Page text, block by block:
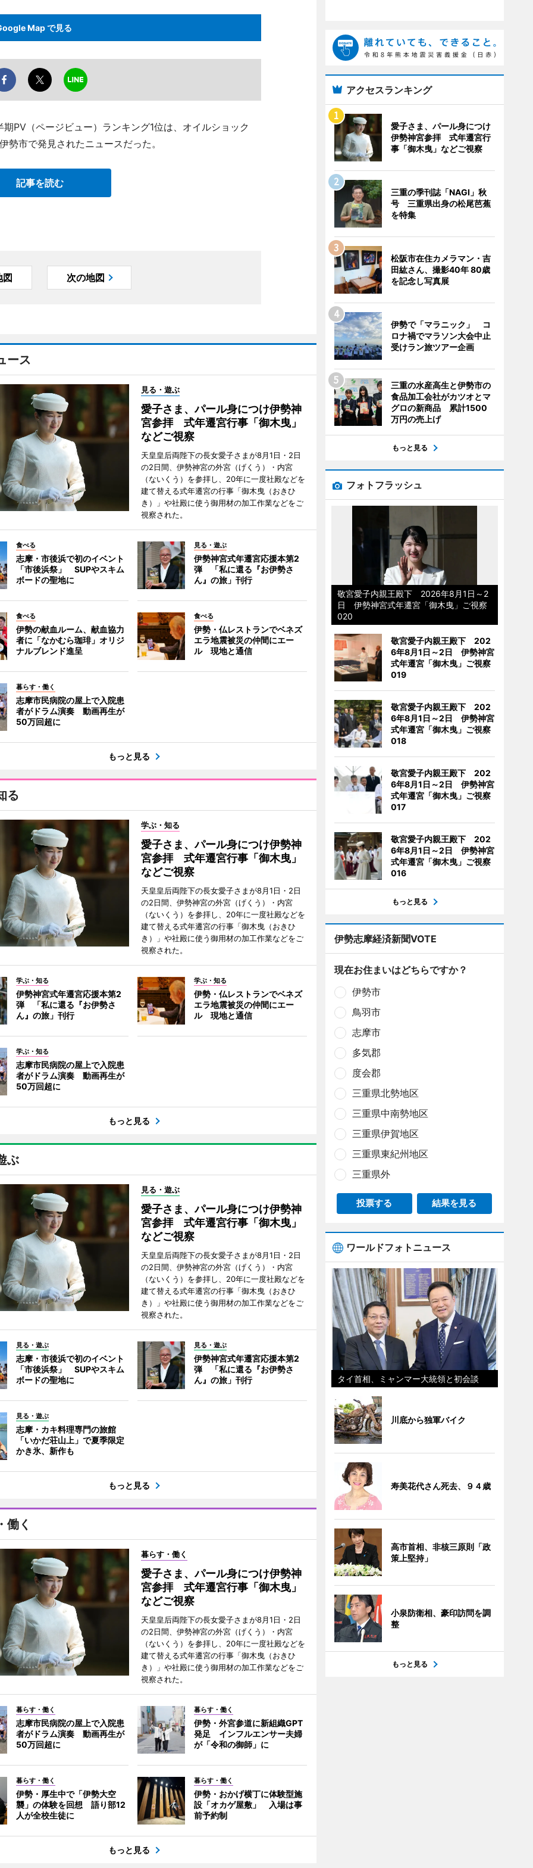
Map で見る
PV（ページビュー）ランキング1位は、オイルショック
市で発見されたニュースだった。
記事を読む
図 次の地図
ース
見る・遊ぶ
愛子さま、パール身につけ伊勢神
宮参拝 式年遷宮行事「御木曳」
などご視察
天皇皇后両陛下の長女愛子さまが8月1日・2日
の2日間、伊勢神宮の外宮（げくう）・内宮
（ないくう）を参拝し、20年に一度社殿などを
建て替える式年遷宮の行事「御木曳（おきひ
き）」や社殿に使う御用材の加工作業などをご
視察された。
食べる
志摩・市後浜で初のイベント
「市後浜祭」 SUPやスキム
ボードの聖地に
見る・遊ぶ
伊勢神宮式年遷宮応援本第2
弾 「私に還る『お伊勢さ
ん』の旅」刊行
食べる
伊勢の献血ルーム、献血協力
者に「なかむら珈琲」オリジ
ナルブレンド進呈
食べる
伊勢・仏レストランでベネズ
エラ地震被災の仲間にエー
ル 現地と通信
暮らす・働く
志摩市民病院の屋上で入院患
者がドラム演奏 動画再生が
50万回超に
もっと見る
る
学ぶ・知る
愛子さま、パール身につけ伊勢神
宮参拝 式年遷宮行事「御木曳」
などご視察
天皇皇后両陛下の長女愛子さまが8月1日・2日
の2日間、伊勢神宮の外宮（げくう）・内宮
（ないくう）を参拝し、20年に一度社殿などを
建て替える式年遷宮の行事「御木曳（おきひ
き）」や社殿に使う御用材の加工作業などをご
視察された。
学ぶ・知る
伊勢神宮式年遷宮応援本第2
弾 「私に還る『お伊勢さ
ん』の旅」刊行
学ぶ・知る
伊勢・仏レストランでベネズ
エラ地震被災の仲間にエー
ル 現地と通信
学ぶ・知る
志摩市民病院の屋上で入院患
者がドラム演奏 動画再生が
50万回超に
もっと見る
ぶ
見る・遊ぶ
愛子さま、パール身につけ伊勢神
宮参拝 式年遷宮行事「御木曳」
などご視察
天皇皇后両陛下の長女愛子さまが8月1日・2日
の2日間、伊勢神宮の外宮（げくう）・内宮
（ないくう）を参拝し、20年に一度社殿などを
建て替える式年遷宮の行事「御木曳（おきひ
き）」や社殿に使う御用材の加工作業などをご
視察された。
見る・遊ぶ
志摩・市後浜で初のイベント
「市後浜祭」 SUPやスキム
ボードの聖地に
見る・遊ぶ
伊勢神宮式年遷宮応援本第2
弾 「私に還る『お伊勢さ
ん』の旅」刊行
見る・遊ぶ
志摩・カキ料理専門の旅館
「いかだ荘山上」で夏季限定
かき氷、新作も
もっと見る
働く
暮らす・働く
愛子さま、パール身につけ伊勢神
宮参拝 式年遷宮行事「御木曳」
などご視察
天皇皇后両陛下の長女愛子さまが8月1日・2日
の2日間、伊勢神宮の外宮（げくう）・内宮
（ないくう）を参拝し、20年に一度社殿などを
建て替える式年遷宮の行事「御木曳（おきひ
き）」や社殿に使う御用材の加工作業などをご
視察された。
暮らす・働く
志摩市民病院の屋上で入院患
者がドラム演奏 動画再生が
50万回超に
暮らす・働く
伊勢・外宮参道に新組織GPT
発足 インフルエンサー夫婦
が「令和の御師」に
暮らす・働く
伊勢・厚生中で「伊勢大空
襲」の体験を回想 語り部12
人が全校生徒に
暮らす・働く
伊勢・おかげ横丁に体験型施
設「オカゲ屋敷」 入場は事
前予約制
もっと見る
アクセスランキング
愛子さま、パール身につけ
伊勢神宮参拝 式年遷宮行
事「御木曳」などご視察
三重の季刊誌「NAGI」秋
号 三重県出身の松尾芭蕉
を特集
松阪市在住カメラマン・吉
田紘さん、撮影40年 80歳
を記念し写真展
伊勢で「マラニック」 コ
ロナ禍でマラソン大会中止
受けラン旅ツアー企画
三重の水産高生と伊勢市の
食品加工会社がカツオとマ
グロの新商品 累計1500
万円の売上げ
もっと見る
フォトフラッシュ
敬宮愛子内親王殿下 2026年8月1日～2
日 伊勢神宮式年遷宮「御木曳」ご視察
020
敬宮愛子内親王殿下 202
6年8月1日～2日 伊勢神宮
式年遷宮「御木曳」ご視察
019
敬宮愛子内親王殿下 202
6年8月1日～2日 伊勢神宮
式年遷宮「御木曳」ご視察
018
敬宮愛子内親王殿下 202
6年8月1日～2日 伊勢神宮
式年遷宮「御木曳」ご視察
017
敬宮愛子内親王殿下 202
6年8月1日～2日 伊勢神宮
式年遷宮「御木曳」ご視察
016
もっと見る
伊勢志摩経済新聞VOTE
現在お住まいはどちらですか？
伊勢市
鳥羽市
志摩市
多気郡
度会郡
三重県北勢地区
三重県中南勢地区
三重県伊賀地区
三重県東紀州地区
三重県外
投票する 結果を見る
ワールドフォトニュース
タイ首相、ミャンマー大統領と初会談
川底から独軍バイク
寿美花代さん死去、９４歳
高市首相、非核三原則「政
策上堅持」
小泉防衛相、豪印訪問を調
整
もっと見る